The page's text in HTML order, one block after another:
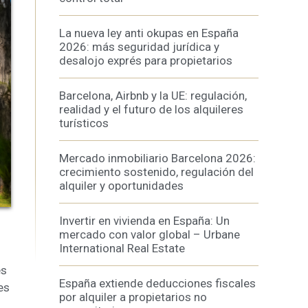
La nueva ley anti okupas en España
2026: más seguridad jurídica y
desalojo exprés para propietarios
Barcelona, Airbnb y la UE: regulación,
realidad y el futuro de los alquileres
turísticos
Mercado inmobiliario Barcelona 2026:
crecimiento sostenido, regulación del
alquiler y oportunidades
Invertir en vivienda en España: Un
mercado con valor global – Urbane
International Real Estate
España extiende deducciones fiscales
por alquiler a propietarios no
de
uso